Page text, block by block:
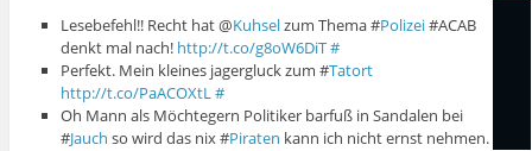
Lesebefehl!! Recht hat @Kuhselzum Thema #Polizei#ACAB
denkt mal nach! http://t.co/g8oW6DiT#
Perfekt. Mein kleines jagergluck zum #Tatort
http://t.co/PaACOXtL#
Oh Mann als Möchtegern Politiker barfuß in Sandalen bei
#Jauch so wird das nix #Piraten kann ich nicht ernst nehmen.